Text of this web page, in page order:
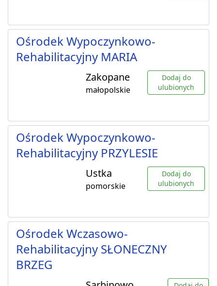
Ośrodek Wypoczynkowo-
Rehabilitacyjny MARIA
Zakopane
małopolskie
Dodaj do
ulubionych
Ośrodek Wypoczynkowo-
Rehabilitacyjny PRZYLESIE
Ustka
pomorskie
Dodaj do
ulubionych
Ośrodek Wczasowo-
Rehabilitacyjny SŁONECZNY
BRZEG